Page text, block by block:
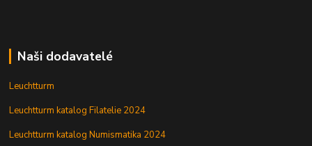
Naši dodavatelé
Leuchtturm
Leuchtturm katalog Filatelie 2024
Leuchtturm katalog Numismatika 2024